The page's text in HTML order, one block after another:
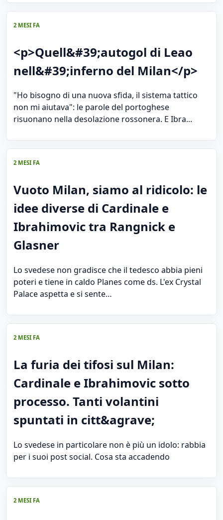
2 MESI FA
<p>Quell&#39;autogol di Leao
nell&#39;inferno del Milan</p>
"Ho bisogno di una nuova sfida, il sistema tattico
non mi aiutava": le parole del portoghese
risuonano nella desolazione rossonera. E Ibra...
2 MESI FA
Vuoto Milan, siamo al ridicolo: le
idee diverse di Cardinale e
Ibrahimovic tra Rangnick e
Glasner
Lo svedese non gradisce che il tedesco abbia pieni
poteri e tiene in caldo Planes come ds. L'ex Crystal
Palace aspetta e si sente…
2 MESI FA
La furia dei tifosi sul Milan:
Cardinale e Ibrahimovic sotto
processo. Tanti volantini
spuntati in citt&agrave;
Lo svedese in particolare non è più un idolo: rabbia
per i suoi post social. Cosa sta accadendo
2 MESI FA